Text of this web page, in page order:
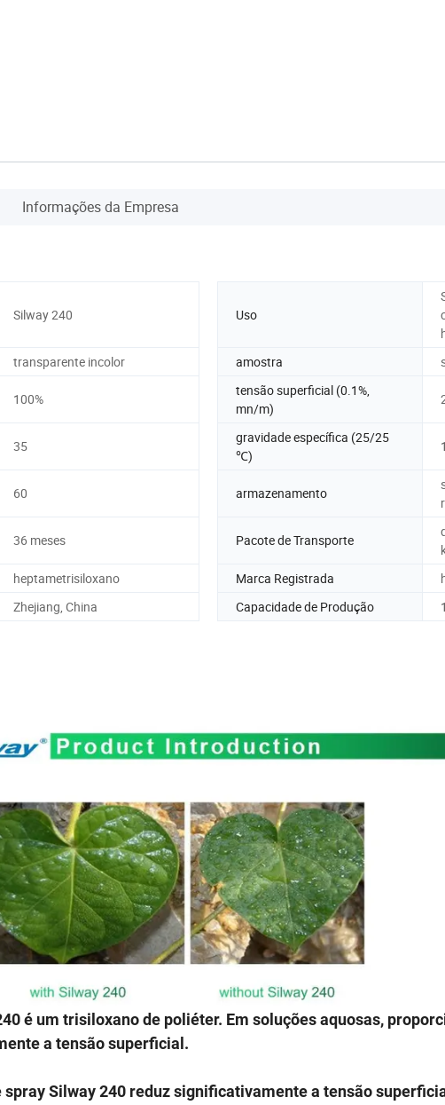
Informações da Empresa
Silway 240 Uso
transparente incolor amostra
100%
tensão superficial (0.1%,
mn/m)
35
gravidade específica (25/25
℃)
60 armazenamento
36 meses Pacote de Transporte
heptametrisiloxano Marca Registrada
Zhejiang, China Capacidade de Produção
é um trisiloxano de poliéter. Em soluções aquosas,
a tensão superficial.
Silway 240 reduz significativamente a tensão